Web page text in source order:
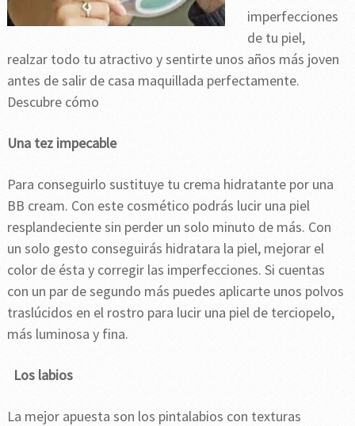
imperfecciones
de tu piel,
realzar todo tu atractivo y sentirte unos años más joven
antes de salir de casa maquillada perfectamente.
Descubre cómo
Una tez impecable
Para conseguirlo sustituye tu crema hidratante por una
BB cream. Con este cosmético podrás lucir una piel
resplandeciente sin perder un solo minuto de más. Con
un solo gesto conseguirás hidratara la piel, mejorar el
color de ésta y corregir las imperfecciones. Si cuentas
con un par de segundo más puedes aplicarte unos polvos
traslúcidos en el rostro para lucir una piel de terciopelo,
más luminosa y fina.
Los labios
La mejor apuesta son los pintalabios con texturas